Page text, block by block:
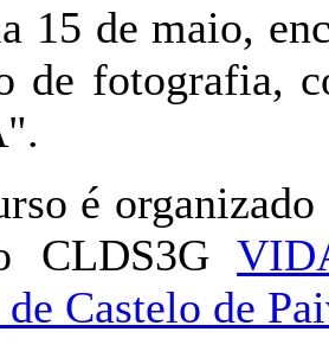
15 de maio,
de fotografia,
é
CLDS3G
Castelo de